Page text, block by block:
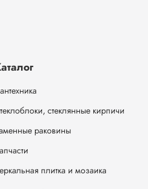
стеклянные кирпичи
раковины
плитка и мозаика